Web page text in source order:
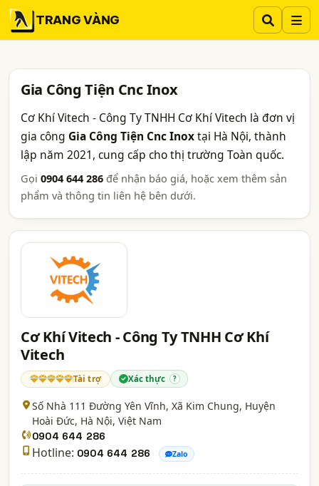
TRANG VÀNG
Gia Công Tiện Cnc Inox
Cơ Khí Vitech - Công Ty TNHH Cơ Khí Vitech là đơn vị
gia công Gia Công Tiện Cnc Inoxtại Hà Nội, thành
lập năm 2021, cung cấp cho thị trường Toàn quốc.
Gọi 0904 644 286 để nhận báo giá, hoặc xem thêm sản
phẩm và thông tin liên hệ bên dưới.
Cơ Khí Vitech - Công Ty TNHH Cơ Khí
Vitech
Tài trợ Xác thực ?
Số Nhà 111 Đường Yên Vĩnh, Xã Kim Chung, Huyện
Hoài Đức, Hà Nội, Việt Nam
0904 644 286
Hotline: 0904 644 286 Zalo